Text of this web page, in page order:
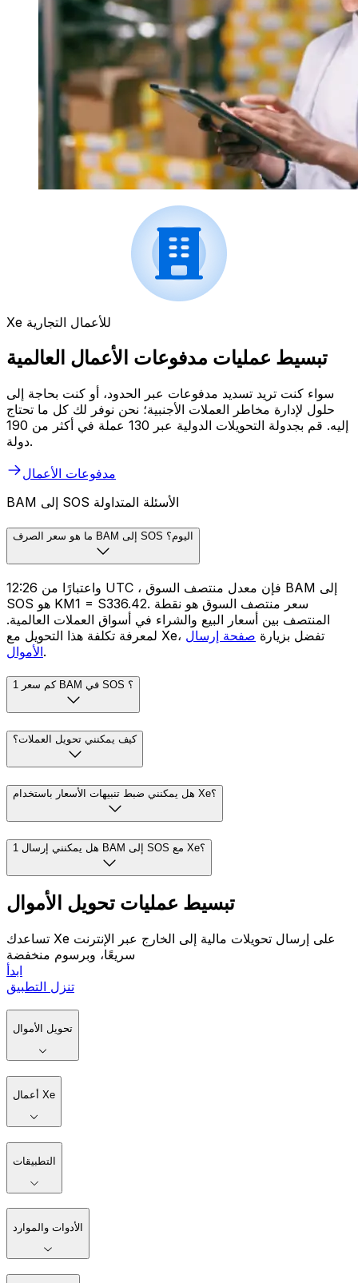
Xe للأعمال التجارية
تبسيط عمليات مدفوعات الأعمال العالمية
سواء كنت تريد تسديد مدفوعات عبر الحدود، أو كنت بحاجة إلى
حلول لإدارة مخاطر العملات الأجنبية؛ نحن نوفر لك كل ما تحتاج
إليه. قم بجدولة التحويلات الدولية عبر 130 عملة في أكثر من 190
دولة.
مدفوعات الأعمال
BAM إلى SOS الأسئلة المتداولة
ما هو سعر الصرف BAM إلى SOS اليوم؟
واعتبارًا من 12:26 UTC ، فإن معدل منتصف السوق BAM إلى
SOS هو KM1 = S336.42. سعر منتصف السوق هو نقطة
المنتصف بين أسعار البيع والشراء في أسواق العملات العالمية.
لمعرفة تكلفة هذا التحويل مع Xe، تفضل بزيارة صفحة إرسال
الأموال.
كم سعر 1 BAM في SOS ؟
كيف يمكنني تحويل العملات؟
هل يمكنني ضبط تنبيهات الأسعار باستخدام Xe؟
هل يمكنني إرسال 1 BAM إلى SOS مع Xe؟
تبسيط عمليات تحويل الأموال
تساعدك Xe على إرسال تحويلات مالية إلى الخارج عبر الإنترنت
سريعًا، وبرسوم منخفضة
ابدأ
تنزل التطبيق
تحويل الأموال
أعمال Xe
التطبيقات
الأدوات والموارد